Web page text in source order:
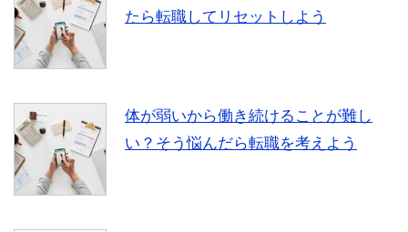
たら転職してリセットしよう
体が弱いから働き続けることが難し
い？そう悩んだら転職を考えよう